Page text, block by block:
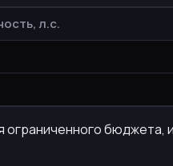
л.с.
ограниченного